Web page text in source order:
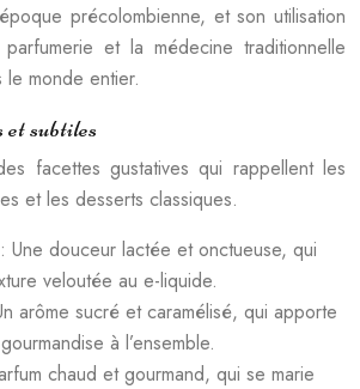
précolombienne, et son utilisation
et la médecine traditionnelle
le monde entier.
et subtiles
facettes gustatives qui rappellent les
et les desserts classiques.
Une douceur lactée et onctueuse, qui
veloutée au e-liquide.
arôme sucré et caramélisé, qui apporte
à l’ensemble.
chaud et gourmand, qui se marie